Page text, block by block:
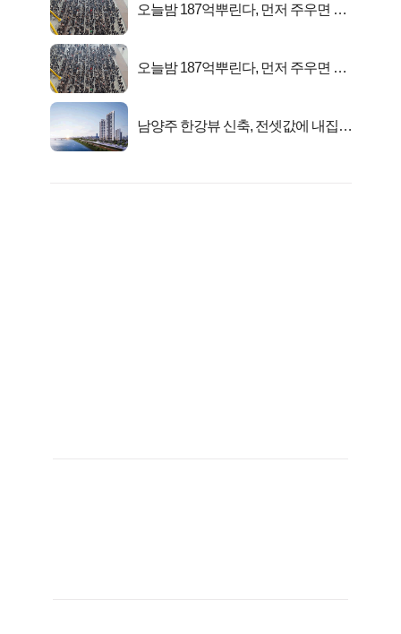
오늘밤 187억뿌린다, 먼저 주우면 최
오늘밤 187억뿌린다, 먼저 주우면 최
남양주 한강뷰 신축, 전셋값에 내집마